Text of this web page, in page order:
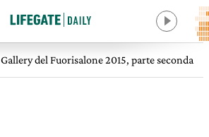
Gallery del Fuorisalone 2015, parte seconda